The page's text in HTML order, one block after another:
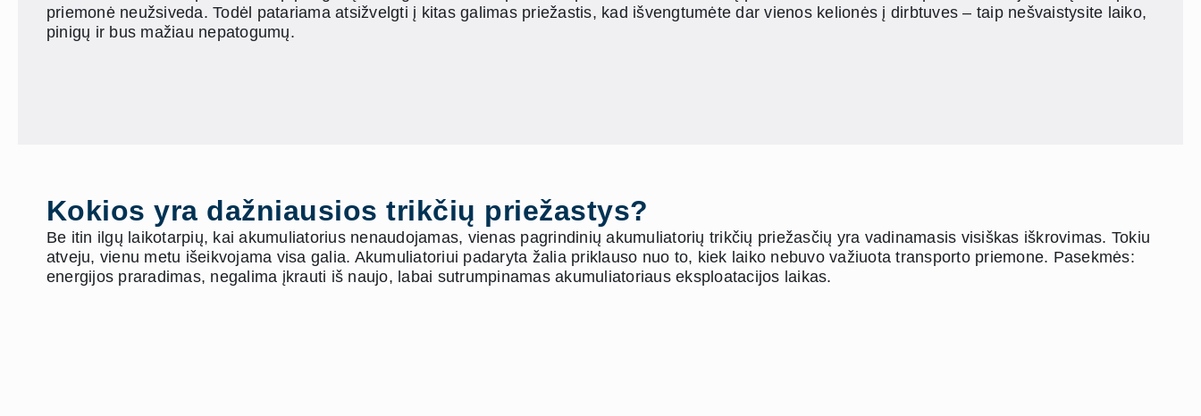
priemonė neužsiveda. Todėl patariama atsižvelgti į kitas galimas priežastis, kad išvengtumėte dar vienos kelionės į dirbtuves – taip nešvaistysite laiko,
pinigų ir bus mažiau nepatogumų.
Kokios yra dažniausios trikčių priežastys?
Be itin ilgų laikotarpių, kai akumuliatorius nenaudojamas, vienas pagrindinių akumuliatorių trikčių priežasčių yra vadinamasis visiškas iškrovimas. Tokiu
atveju, vienu metu išeikvojama visa galia. Akumuliatoriui padaryta žalia priklauso nuo to, kiek laiko nebuvo važiuota transporto priemone. Pasekmės:
energijos praradimas, negalima įkrauti iš naujo, labai sutrumpinamas akumuliatoriaus eksploatacijos laikas.